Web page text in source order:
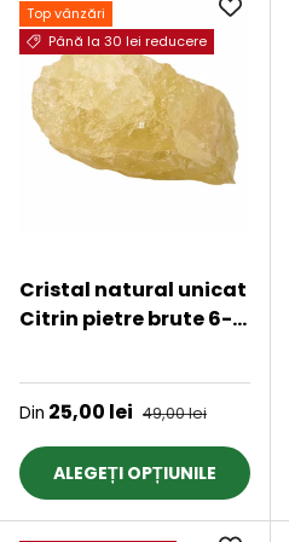
Top vânzări
Până la 30 lei reducere
Cristal natural unicat
Citrin pietre brute 6-7
semipretioase pentru
optimism,
motivatie
Preț de vânzare
Din 25,00 lei Preț obișnuit
49,00 lei
ALEGEȚI OPȚIUNILE